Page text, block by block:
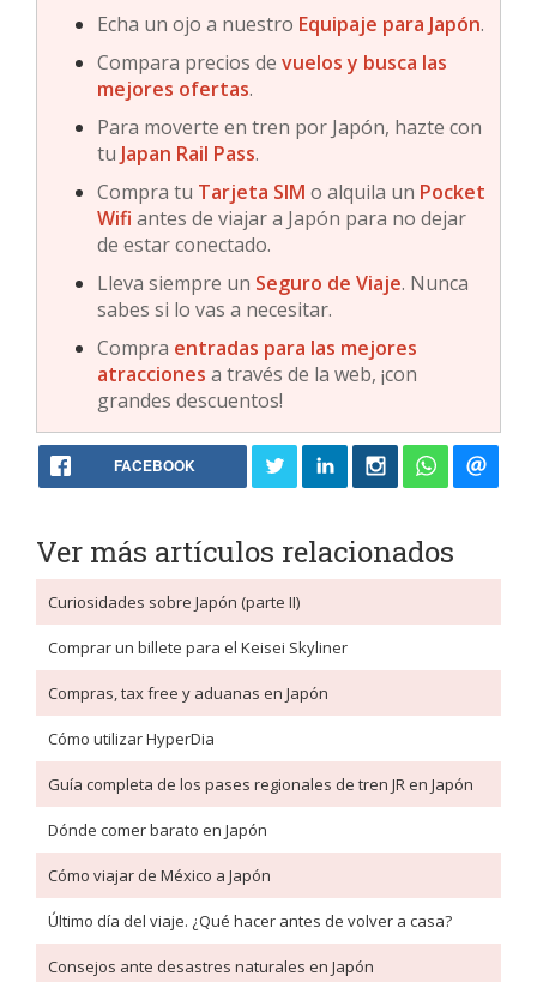
Echa un ojo a nuestro Equipaje para Japón.
Compara precios de vuelos y busca las
mejores ofertas.
Para moverte en tren por Japón, hazte con
tu Japan Rail Pass.
Compra tu Tarjeta SIM o alquila un Pocket
Wifi antes de viajar a Japón para no dejar
de estar conectado.
Lleva siempre un Seguro de Viaje. Nunca
sabes si lo vas a necesitar.
Compra entradas para las mejores
atracciones a través de la web, ¡con
grandes descuentos!
FACEBOOK
Ver más artículos relacionados
Curiosidades sobre Japón (parte II)
Comprar un billete para el Keisei Skyliner
Compras, tax free y aduanas en Japón
Cómo utilizar HyperDia
Guía completa de los pases regionales de tren JR en Japón
Dónde comer barato en Japón
Cómo viajar de México a Japón
Último día del viaje. ¿Qué hacer antes de volver a casa?
Consejos ante desastres naturales en Japón